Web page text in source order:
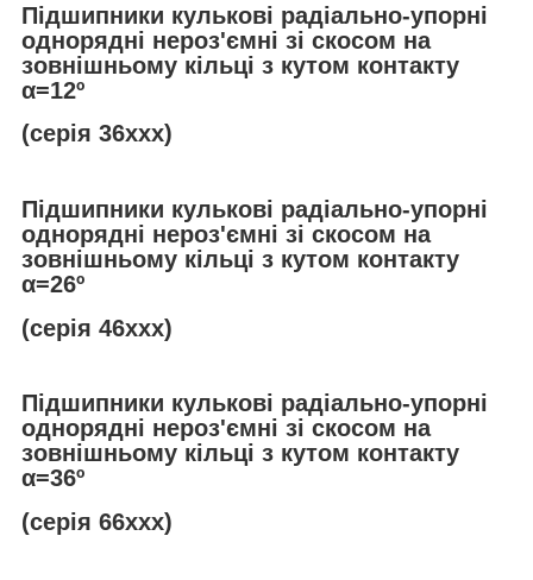
Підшипники кулькові радіально-упорні
однорядні нероз'ємні зі скосом на
зовнішньому кільці з кутом контакту
α=12º
(серія 36ххх)
Підшипники кулькові радіально-упорні
однорядні нероз'ємні зі скосом на
зовнішньому кільці з кутом контакту
α=26º
(серія 46ххх)
Підшипники кулькові радіально-упорні
однорядні нероз'ємні зі скосом на
зовнішньому кільці з кутом контакту
α=36º
(серія 66ххх)